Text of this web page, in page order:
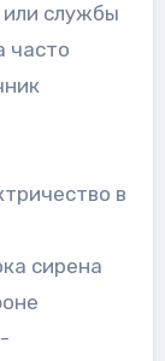
службы
часто
в
сирена